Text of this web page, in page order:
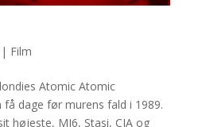
Film
Atomic Atomic
dage før murens fald i 1989.
højeste, MI6, Stasi, CIA og